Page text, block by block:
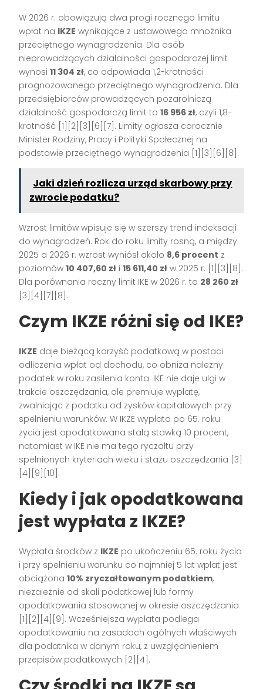
W 2026 r. obowiązują dwa progi rocznego limitu
wpłat na IKZE wynikające z ustawowego mnożnika
przeciętnego wynagrodzenia. Dla osób
nieprowadzących działalności gospodarczej limit
wynosi11 304 zł, co odpowiada 1,2-krotności
prognozowanego przeciętnego wynagrodzenia. Dla
przedsiębiorców prowadzących pozarolniczą
działalność gospodarczą limit to16 956 zł, czyli 1,8-
krotność [1][2][3][6][7]. Limity ogłasza corocznie
Minister Rodziny, Pracy i Polityki Społecznej na
podstawie przeciętnego wynagrodzenia [1][3][6][8].
Jaki dzień rozlicza urząd skarbowy przy
zwrocie podatku?
Wzrost limitów wpisuje się w szerszy trend indeksacji
do wynagrodzeń. Rok do roku limity rosną, a między
2025 a 2026 r. wzrost wyniósł około 8,6 procent z
poziomów10 407,60 zł i15 611,40 zł w 2025 r. [1][3][8].
Dla porównania roczny limit IKE w 2026 r. to 28 260 zł
[3][4][7][8].
Czym IKZE różni się od IKE?
IKZE daje bieżącą korzyść podatkową w postaci
odliczenia wpłat od dochodu, co obniża należny
podatek w roku zasilenia konta. IKE nie daje ulgi w
trakcie oszczędzania, ale premiuje wypłatę,
zwalniając z podatku od zysków kapitałowych przy
spełnieniu warunków. W IKZE wypłata po 65. roku
życia jest opodatkowana stałą stawką 10 procent,
natomiast w IKE nie ma tego ryczałtu przy
spełnionych kryteriach wieku i stażu oszczędzania [3]
[4][9][10].
Kiedy i jak opodatkowana
jest wypłata z IKZE?
Wypłata środków z IKZE po ukończeniu 65. roku życia
i przy spełnieniu warunku co najmniej 5 lat wpłat jest
obciążona10% zryczałtowanym podatkiem,
niezależnie od skali podatkowej lub formy
opodatkowania stosowanej w okresie oszczędzania
[1][2][4][9]. Wcześniejsza wypłata podlega
opodatkowaniu na zasadach ogólnych właściwych
dla podatnika w danym roku, z uwzględnieniem
przepisów podatkowych [2][4].